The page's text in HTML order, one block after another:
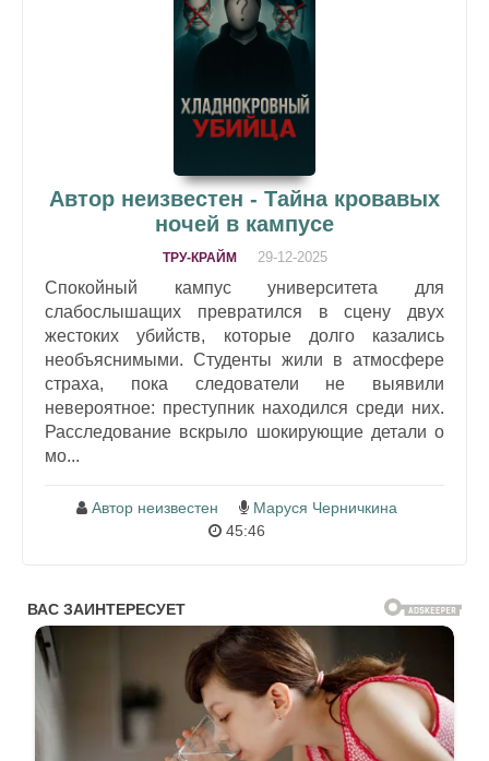
Автор неизвестен - Тайна кровавых
ночей в кампусе
ТРУ-КРАЙМ 29-12-2025
Спокойный кампус университета для
слабослышащих превратился в сцену двух
жестоких убийств, которые долго казались
необъяснимыми. Студенты жили в атмосфере
страха, пока следователи не выявили
невероятное: преступник находился среди них.
Расследование вскрыло шокирующие детали о
мо...
Автор неизвестен
Маруся Черничкина
45:46